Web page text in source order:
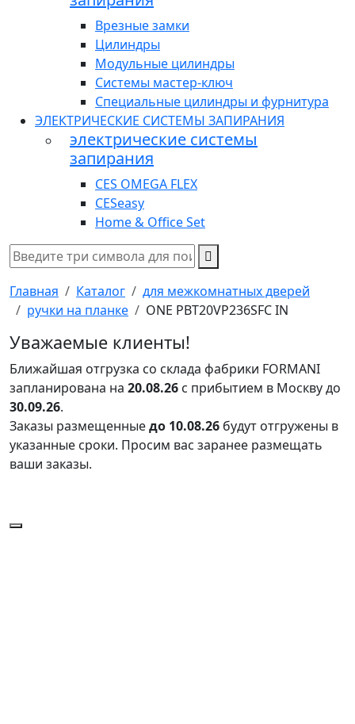
Врезные замки
Цилиндры
Модульные цилиндры
Системы мастер-ключ
Специальные цилиндры и фурнитура
ЭЛЕКТРИЧЕСКИЕ СИСТЕМЫ ЗАПИРАНИЯ
электрические системы
запирания
CES OMEGA FLEX
CESeasy
Home & Office Set
Главная Каталог
для межкомнатных дверей
ручки на планке
ONE PBT20VP236SFC IN
Уважаемые клиенты!
Ближайшая отгрузка со склада фабрики FORMANI
запланирована на 20.08.26 с прибытием в Москву до
30.09.26.
Заказы размещенныедо 10.08.26 будут отгружены в
указанные сроки. Просим вас заранее размещать
ваши заказы.